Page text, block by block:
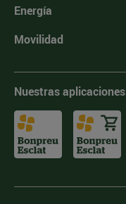
Energía
Movilidad
Nuestras aplicaciones